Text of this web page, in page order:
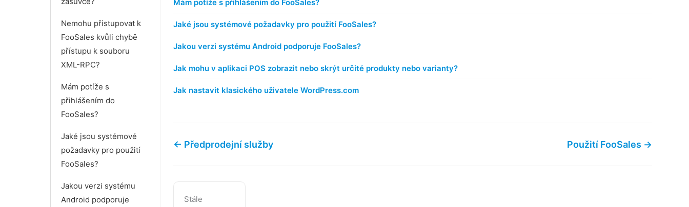
Nemohu přistupovat k
FooSales kvůli chybě
přístupu k souboru
XML-RPC?
Mám potíže s
přihlášením do
FooSales?
Jaké jsou systémové
požadavky pro použití
FooSales?
Jakou verzi systému
Android podporuje
Mám potíže s přihlášením do FooSales?
Jaké jsou systémové požadavky pro použití FooSales?
Jakou verzi systému Android podporuje FooSales?
Jak mohu v aplikaci POS zobrazit nebo skrýt určité produkty nebo varianty?
Jak nastavit klasického uživatele WordPress.com
← Předprodejní služby Použití FooSales →
Stále